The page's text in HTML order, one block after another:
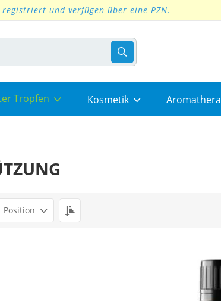
und verfügen über eine PZN.
Suchen
Tropfen Kosmetik
Position
Set
Descending